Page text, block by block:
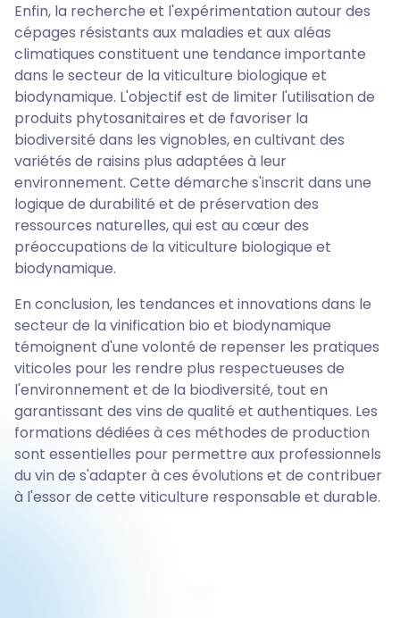
Enfin, la recherche et l'expérimentation autour des
cépages résistants aux maladies et aux aléas
climatiques constituent une tendance importante
dans le secteur de la viticulture biologique et
biodynamique. L'objectif est de limiter l'utilisation de
produits phytosanitaires et de favoriser la
biodiversité dans les vignobles, en cultivant des
variétés de raisins plus adaptées à leur
environnement. Cette démarche s'inscrit dans une
logique de durabilité et de préservation des
ressources naturelles, qui est au cœur des
préoccupations de la viticulture biologique et
biodynamique.
En conclusion, les tendances et innovations dans le
secteur de la vinification bio et biodynamique
témoignent d'une volonté de repenser les pratiques
viticoles pour les rendre plus respectueuses de
l'environnement et de la biodiversité, tout en
garantissant des vins de qualité et authentiques. Les
formations dédiées à ces méthodes de production
sont essentielles pour permettre aux professionnels
du vin de s'adapter à ces évolutions et de contribuer
à l'essor de cette viticulture responsable et durable.